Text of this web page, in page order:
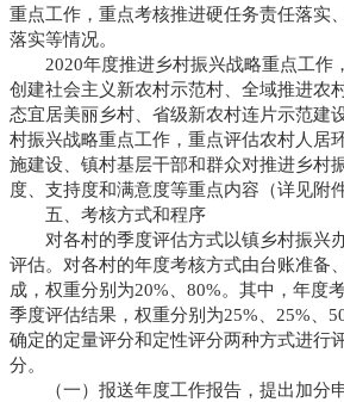
重点工作，重点考核推进硬任务责任落实
落实等情况。
2020年度推进乡村振兴战略重点工作
创建社会主义新农村示范村、全域推进农
态宜居美丽乡村、省级新农村连片示范建
村振兴战略重点工作，重点评估农村人居
施建设、镇村基层干部和群众对推进乡村
度、支持度和满意度等重点内容（详见附件
五、考核方式和程序
对各村的季度评估方式以镇乡村振兴
评估。对各村的年度考核方式由台账准备
成，权重分别为20%、80%。其中，年度
季度评估结果，权重分别为25%、25%、
确定的定量评分和定性评分两种方式进行
分。
（一）报送年度工作报告，提出加分